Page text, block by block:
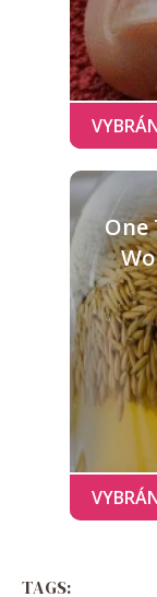
One
TAGS: